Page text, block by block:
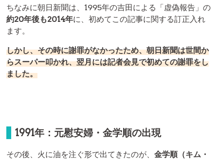
ちなみに朝日新聞は、1995年の吉田による「虚偽報告」の
約20年後も2014年に、初めてこの記事に関する訂正入れ
ます。
しかし、その時に謝罪がなかったため、朝日新聞は世間か
らスーパー叩かれ、翌月には記者会見で初めての謝罪をし
ました。
1991年：元慰安婦・金学順の出現
その後、火に油を注ぐ形で出てきたのが、金学順（キム・